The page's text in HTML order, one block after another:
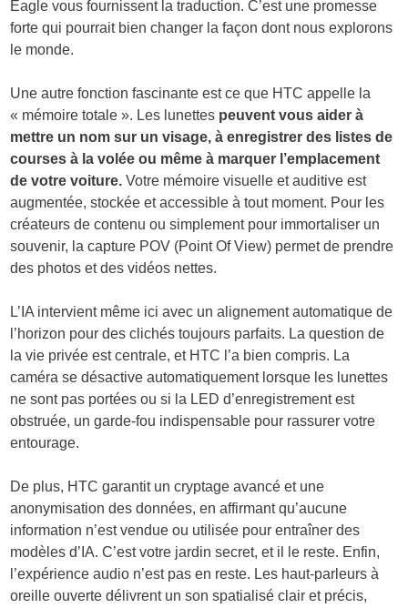
Eagle vous fournissent la traduction. C’est une promesse
forte qui pourrait bien changer la façon dont nous explorons
le monde.
Une autre fonction fascinante est ce que HTC appelle la
« mémoire totale ». Les lunettes peuvent vous aider à
mettre un nom sur un visage, à enregistrer des listes de
courses à la volée ou même à marquer l’emplacement
de votre voiture. Votre mémoire visuelle et auditive est
augmentée, stockée et accessible à tout moment. Pour les
créateurs de contenu ou simplement pour immortaliser un
souvenir, la capture POV (Point Of View) permet de prendre
des photos et des vidéos nettes.
L’IA intervient même ici avec un alignement automatique de
l’horizon pour des clichés toujours parfaits. La question de
la vie privée est centrale, et HTC l’a bien compris. La
caméra se désactive automatiquement lorsque les lunettes
ne sont pas portées ou si la LED d’enregistrement est
obstruée, un garde-fou indispensable pour rassurer votre
entourage.
De plus, HTC garantit un cryptage avancé et une
anonymisation des données, en affirmant qu’aucune
information n’est vendue ou utilisée pour entraîner des
modèles d’IA. C’est votre jardin secret, et il le reste. Enfin,
l’expérience audio n’est pas en reste. Les haut-parleurs à
oreille ouverte délivrent un son spatialisé clair et précis,